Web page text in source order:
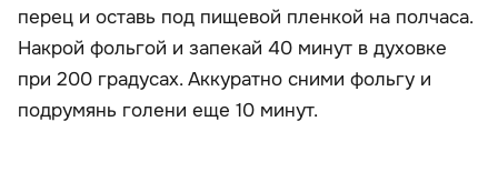
перец и оставь под пищевой пленкой на полчаса.
Накрой фольгой и запекай 40 минут в духовке
при 200 градусах. Аккуратно сними фольгу и
подрумянь голени еще 10 минут.